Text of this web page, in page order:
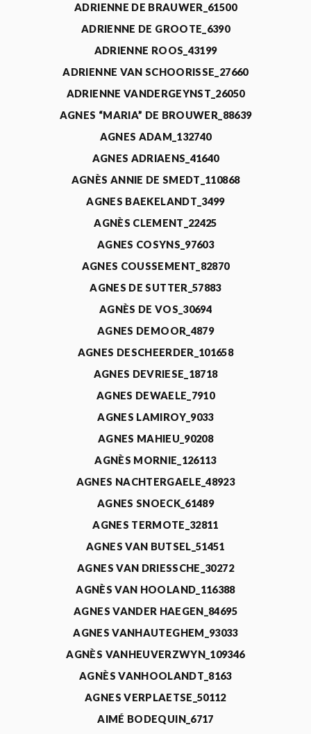
ADRIENNE DE BRAUWER_61500
ADRIENNE DE GROOTE_6390
ADRIENNE ROOS_43199
ADRIENNE VAN SCHOORISSE_27660
ADRIENNE VANDERGEYNST_26050
AGNES “MARIA” DE BROUWER_88639
AGNES ADAM_132740
AGNES ADRIAENS_41640
AGNÈS ANNIE DE SMEDT_110868
AGNES BAEKELANDT_3499
AGNÈS CLEMENT_22425
AGNES COSYNS_97603
AGNES COUSSEMENT_82870
AGNES DE SUTTER_57883
AGNÈS DE VOS_30694
AGNES DEMOOR_4879
AGNES DESCHEERDER_101658
AGNES DEVRIESE_18718
AGNES DEWAELE_7910
AGNES LAMIROY_9033
AGNES MAHIEU_90208
AGNÈS MORNIE_126113
AGNES NACHTERGAELE_48923
AGNES SNOECK_61489
AGNES TERMOTE_32811
AGNES VAN BUTSEL_51451
AGNES VAN DRIESSCHE_30272
AGNÈS VAN HOOLAND_116388
AGNES VANDER HAEGEN_84695
AGNES VANHAUTEGHEM_93033
AGNÈS VANHEUVERZWYN_109346
AGNÈS VANHOOLANDT_8163
AGNES VERPLAETSE_50112
AIMÉ BODEQUIN_6717